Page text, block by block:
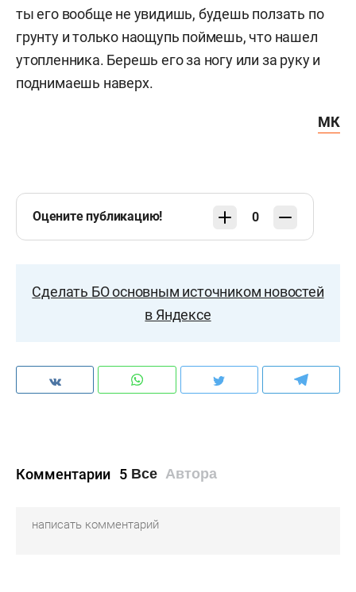
ты его вообще не увидишь, будешь ползать по
грунту и только наощупь поймешь, что нашел
утопленника. Берешь его за ногу или за руку и
поднимаешь наверх.
МК
Оцените публикацию! 0
Сделать БО основным источником новостей
в Яндексе
Комментарии 5 Все Автора